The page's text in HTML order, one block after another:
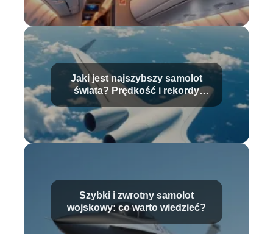
Jaki jest najszybszy samolot
świata? Prędkość i rekordy
wyjaśnione
Szybki i zwrotny samolot
wojskowy: co warto wiedzieć?